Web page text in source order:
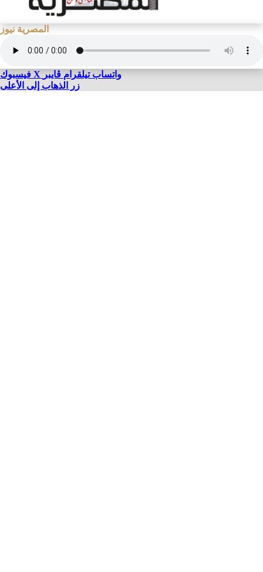
المصرية نيوز
فيسبوك X واتساب تيلقرام ڤايبر
زر الذهاب إلى الأعلى